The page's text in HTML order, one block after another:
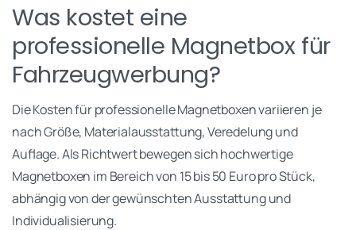
Was kostet eine
professionelle Magnetbox für
Fahrzeugwerbung?
Die Kosten für professionelle Magnetboxen variieren je
nach Größe, Materialausstattung, Veredelung und
Auflage. Als Richtwert bewegen sich hochwertige
Magnetboxen im Bereich von 15 bis 50 Euro pro Stück,
abhängig von der gewünschten Ausstattung und
Individualisierung.